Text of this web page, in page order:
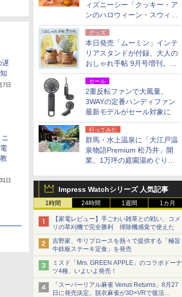
ィズニーシー「クッキー・ア
ンのハロウィーン・スウィー
トサプライズ」限定グッズ公
開グッズ
本日発売「ムーミン」インテ
リアスタンドが付録、大人の
おしゃれ手帖 9月号増刊。レ
ザー調で高級感ある2個セッ
トセール
2重反転ファンで大風量。
3WAYの定番ハンディファン
最新モデルがセール対象に
行ってみた
群馬・水上温泉に「大江戸温
泉物語Premium 松乃井」開
業。1万坪の庭園湯めぐり＆
た！
Impress Watchシリーズ 人気記事
1時間 24時間 1週間 1カ月
【家電レビュー】手ごわい雑草との戦い、コメ
リの草刈機で完全勝利 掃除機感覚で使えた
吉野家、牛リブロースを熱々で提供する「極旨
牛鉄板ステーキ定食」を発売
ミスド「Mrs. GREEN APPLE」のコラボドーナ
ツ4種、いよいよ発売！
「スーパーリアル麻雀 Venus Returns」8月27
日に発売決定。脱衣麻雀が3D×VRで復活
遅
7日
日